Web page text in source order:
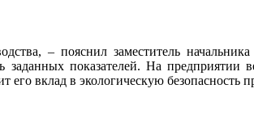
– пояснил заместитель начальника
показателей. На предприятии
вклад в экологическую безопасность